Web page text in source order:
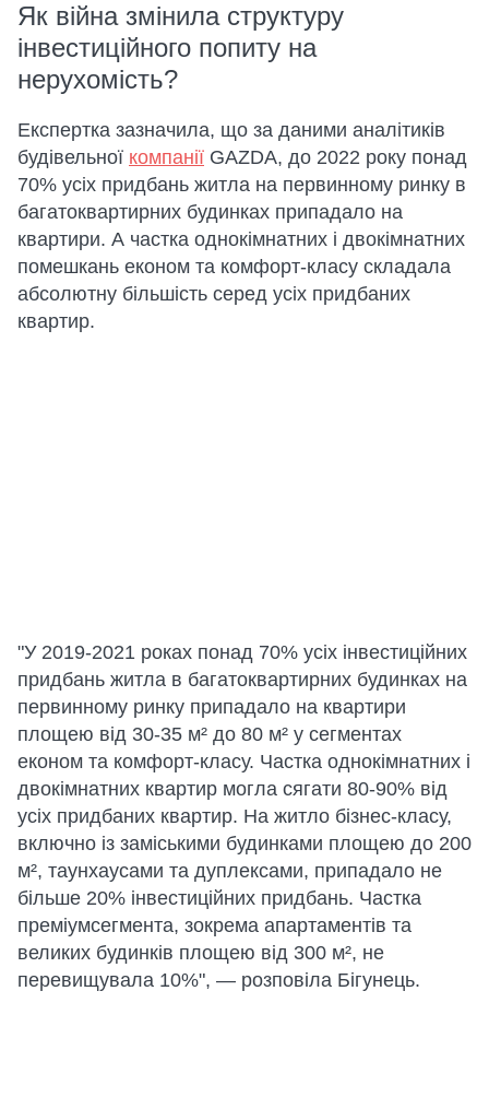
Як війна змінила структуру
інвестиційного попиту на
нерухомість?
Експертка зазначила, що за даними аналітиків
будівельної компанії GAZDA, до 2022 року понад
70% усіх придбань житла на первинному ринку в
багатоквартирних будинках припадало на
квартири. А частка однокімнатних і двокімнатних
помешкань економ та комфорт-класу складала
абсолютну більшість серед усіх придбаних
квартир.
"У 2019-2021 роках понад 70% усіх інвестиційних
придбань житла в багатоквартирних будинках на
первинному ринку припадало на квартири
площею від 30-35 м² до 80 м² у сегментах
економ та комфорт-класу. Частка однокімнатних і
двокімнатних квартир могла сягати 80-90% від
усіх придбаних квартир. На житло бізнес-класу,
включно із заміськими будинками площею до 200
м², таунхаусами та дуплексами, припадало не
більше 20% інвестиційних придбань. Частка
преміумсегмента, зокрема апартаментів та
великих будинків площею від 300 м², не
перевищувала 10%", — розповіла Бігунець.